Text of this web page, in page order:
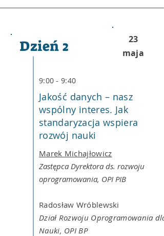
Dzień 2
23
maja
9:00 - 9:40
Jakość danych – nasz
wspólny interes. Jak
standaryzacja wspiera
rozwój nauki
Marek Michajłowicz
Zastępca Dyrektora ds. rozwoju
oprogramowania, OPI PIB
Radosław Wróblewski
Dział Rozwoju Oprogramowania dla
Nauki, OPI BP